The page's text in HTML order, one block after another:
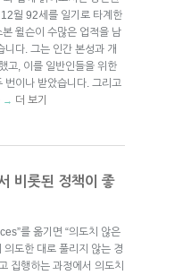
월 92세를 일기로 타계한
윌슨이 수많은 업적을 남
니다. 그는 인간 본성과 개
고, 이를 일반인들을 위한
번이나 받았습니다. 그리고
→ 더 보기
비롯된 정책이 좋
를 옮기면 “의도치 않은
의도한 대로 풀리지 않는 경
집행하는 과정에서 의도치